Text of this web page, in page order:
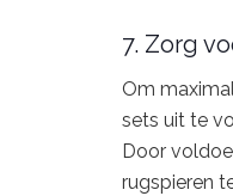
7. Zorg
Om
sets uit te
Door
rugspieren